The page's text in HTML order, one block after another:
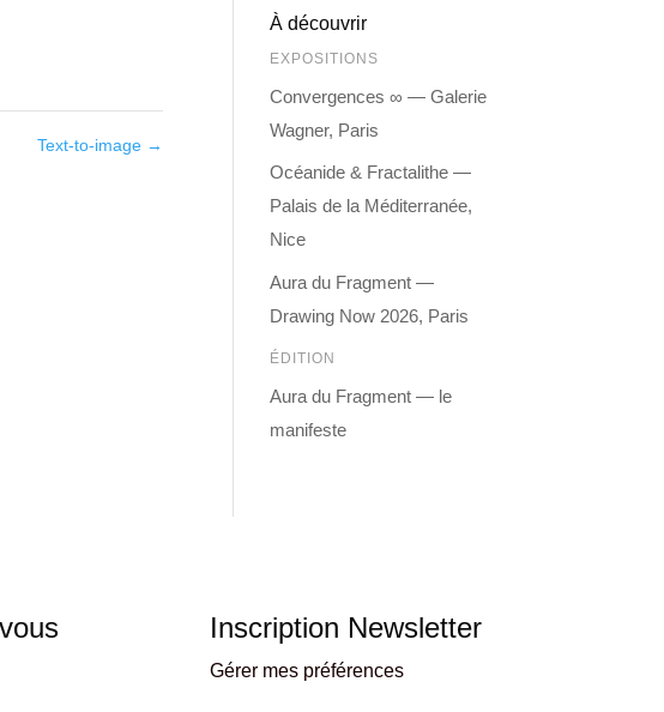
Text-to-image →
À découvrir
EXPOSITIONS
Convergences ∞ — Galerie
Wagner, Paris
Océanide & Fractalithe —
Palais de la Méditerranée,
Nice
Aura du Fragment —
Drawing Now 2026, Paris
ÉDITION
Aura du Fragment — le
manifeste
Inscription Newsletter
Gérer mes préférences